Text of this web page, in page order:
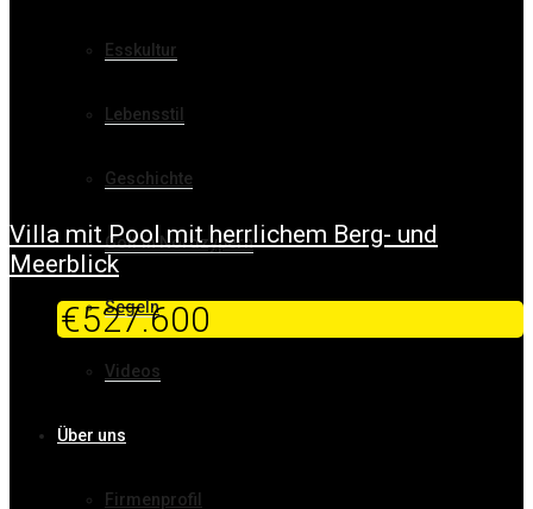
Esskultur
Lebensstil
Geschichte
Golf in Nordzypern
Segeln
Videos
Über uns
Firmenprofil
Villa mit Pool mit herrlichem Berg- und
Meerblick
€527.600